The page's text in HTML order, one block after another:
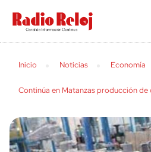
cerrar
Inicio Noticias Economía
Continúa en Matanzas producción de